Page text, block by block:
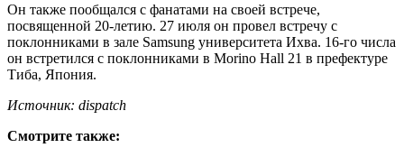
Он также пообщался с фанатами на своей встрече,
посвященной 20-летию. 27 июля он провел встречу с
поклонниками в зале Samsung университета Ихва. 16-го числа
он встретился с поклонниками в Morino Hall 21 в префектуре
Тиба, Япония.
Источник: dispatch
Смотрите также: